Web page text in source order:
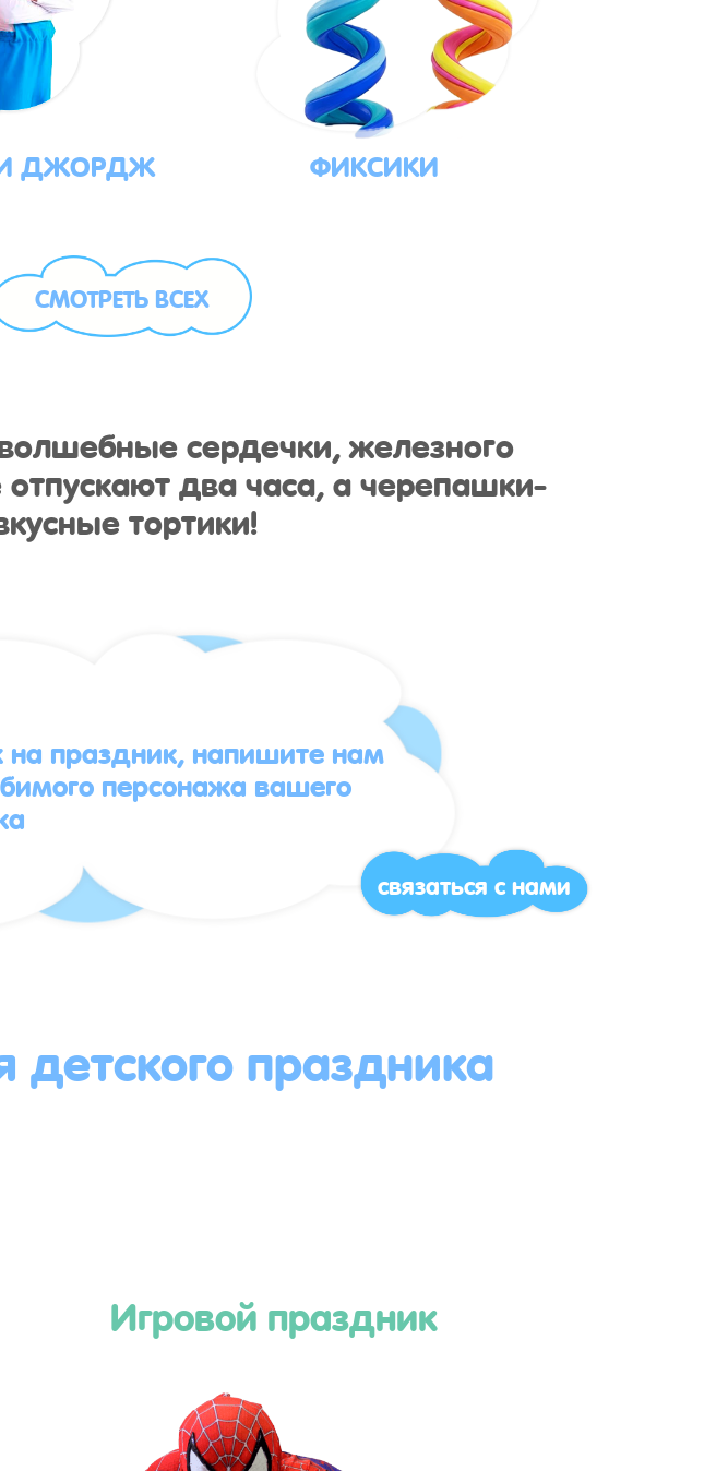
ДЖОРДЖ ФИКСИКИ
СМОТРЕТЬ ВСЕХ
сердечки, железного
два часа, а черепашки-
тортики!
праздник, напишите нам
персонажа вашего
связаться с нами
праздника
Игровой праздник